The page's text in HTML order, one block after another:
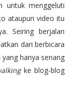
untuk menggeluti
ataupun video itu
Seiring berjalan
dari berbicara
hanya senang
ke blog-blog